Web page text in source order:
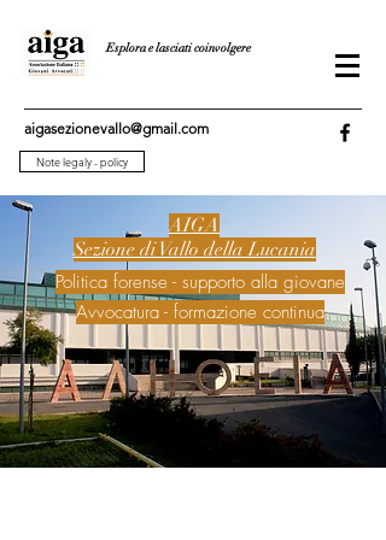
Esplora e lasciati coinvolgere
aigasezionevallo@gmail.com
Note legaly - policy
AIGA
Sezione di Vallo della Lucania
Politica forense - supporto alla giovane
Avvocatura - formazione continua